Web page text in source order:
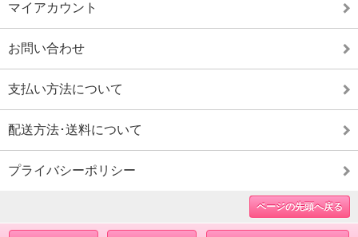
マイアカウント
お問い合わせ
支払い方法について
配送方法･送料について
プライバシーポリシー
ページの先頭へ戻る